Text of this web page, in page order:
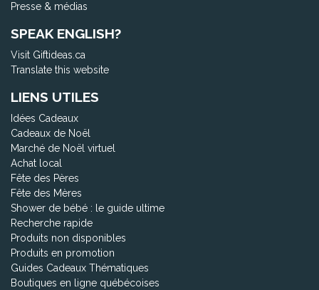
Presse & médias
SPEAK ENGLISH?
Visit Giftideas.ca
Translate this website
LIENS UTILES
Idées Cadeaux
Cadeaux de Noël
Marché de Noël virtuel
Achat local
Fête des Pères
Fête des Mères
Shower de bébé : le guide ultime
Recherche rapide
Produits non disponibles
Produits en promotion
Guides Cadeaux Thématiques
Boutiques en ligne québécoises